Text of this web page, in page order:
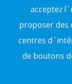
acceptez
proposer des
centres
de boutons